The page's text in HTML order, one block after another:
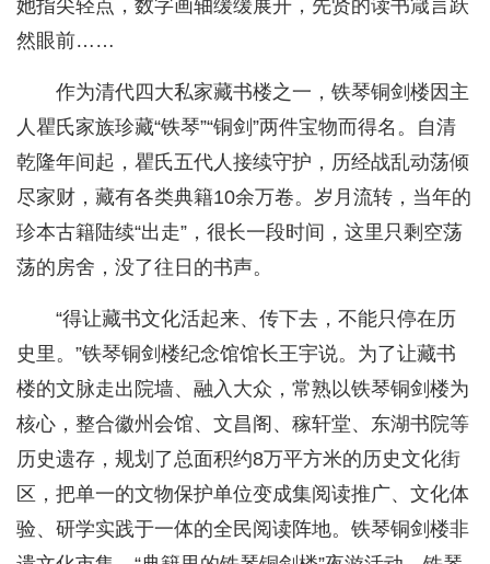
她指尖轻点，数字画轴缓缓展开，先贤的读书箴言跃
然眼前……
作为清代四大私家藏书楼之一，铁琴铜剑楼因主
人瞿氏家族珍藏“铁琴”“铜剑”两件宝物而得名。自清
乾隆年间起，瞿氏五代人接续守护，历经战乱动荡倾
尽家财，藏有各类典籍10余万卷。岁月流转，当年的
珍本古籍陆续“出走”，很长一段时间，这里只剩空荡
荡的房舍，没了往日的书声。
“得让藏书文化活起来、传下去，不能只停在历
史里。”铁琴铜剑楼纪念馆馆长王宇说。为了让藏书
楼的文脉走出院墙、融入大众，常熟以铁琴铜剑楼为
核心，整合徽州会馆、文昌阁、稼轩堂、东湖书院等
历史遗存，规划了总面积约8万平方米的历史文化街
区，把单一的文物保护单位变成集阅读推广、文化体
验、研学实践于一体的全民阅读阵地。铁琴铜剑楼非